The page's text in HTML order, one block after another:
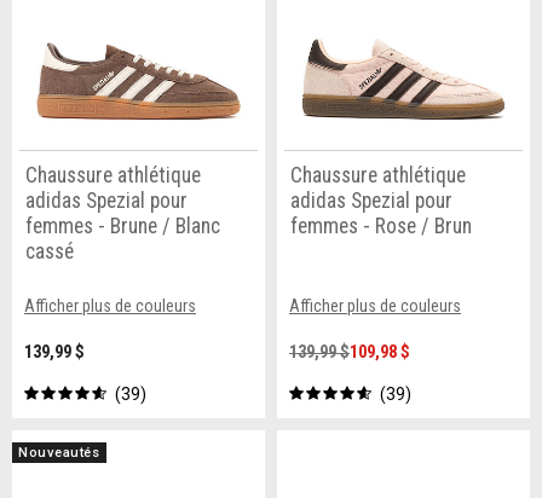
Chaussure athlétique
adidas Spezial pour
femmes - Brune / Blanc
cassé
Afficher plus de couleurs
139,99 $
39
Chaussure athlétique
adidas Spezial pour
femmes - Rose / Brun
Afficher plus de couleurs
139,99 $109,98 $
39
Nouveautés